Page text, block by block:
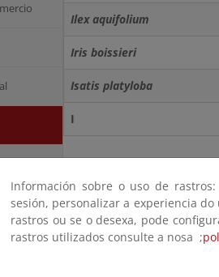
la
Ilex aquifolium
Iris boissieri
Isatis platyloba
I
Información sobre o uso de
sesión, personalizar a experiencia
rastros ou se o desexa, pode
rastros utilizados consulte a nosa ;